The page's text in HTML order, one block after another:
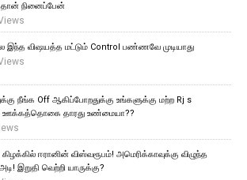
நினைப்பேன்
இந்த விஷயத்த மட்டும் Control பண்ணவே முடியாது
நீங்க Off ஆகிப்போறதுக்கு உங்களுக்கு மற்ற Rj s
ஊக்கத்தொகை தாரது உண்மையா??
ஈரானின் விஸ்வரூபம்! அமெரிக்காவுக்கு விழுந்த
இறுதி வெற்றி யாருக்கு?